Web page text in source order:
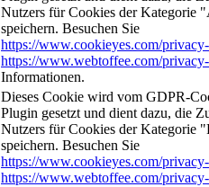
Nutzers für Cookies der Kategorie
speichern. Besuchen Sie
https://www.cookieyes.com/
https://www.webtoffee.com/
Informationen.
Dieses Cookie wird vom GDPR-
Plugin gesetzt und dient dazu, die
Nutzers für Cookies der Kategorie
speichern. Besuchen Sie
https://www.cookieyes.com/
https://www.webtoffee.com/